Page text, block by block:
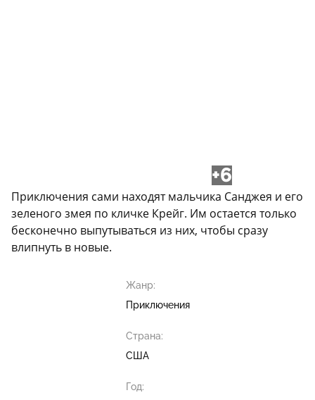
+6
Приключения сами находят мальчика Санджея и его
зеленого змея по кличке Крейг. Им остается только
бесконечно выпутываться из них, чтобы сразу
влипнуть в новые.
Жанр:
Приключения
Страна:
США
Год: